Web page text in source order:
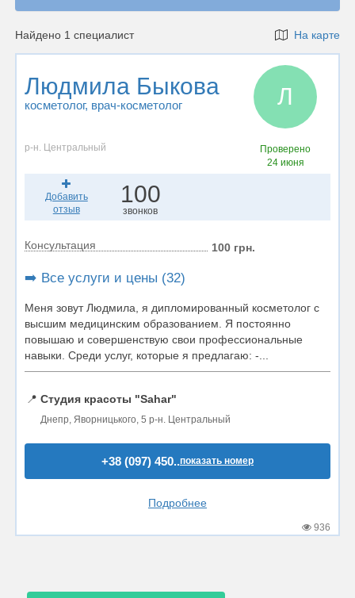
Найдено 1 специалист На карте
Людмила Быкова
косметолог, врач-косметолог Л
р-н. Центральный
Проверено
24 июня
Добавить
отзыв
100
звонков
Консультация 100 грн.
➡️ Все услуги и цены (32)
Меня зовут Людмила, я дипломированный косметолог с
высшим медицинским образованием. Я постоянно
повышаю и совершенствую свои профессиональные
навыки. Среди услуг, которые я предлагаю: -...
📍 Студия красоты "Sahar"
Днепр, Яворницького, 5 р-н. Центральный
+38 (097) 450..показать номер
Подробнее
936